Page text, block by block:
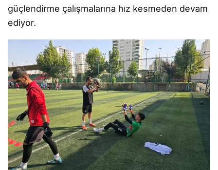
güçlendirme çalışmalarına hız kesmeden devam
ediyor.